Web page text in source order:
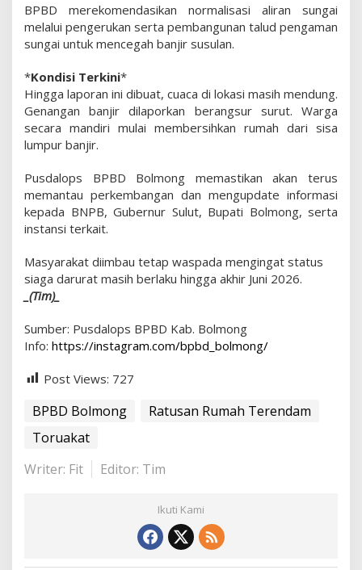
BPBD merekomendasikan normalisasi aliran sungai
melalui pengerukan serta pembangunan talud pengaman
sungai untuk mencegah banjir susulan.
*Kondisi Terkini*
Hingga laporan ini dibuat, cuaca di lokasi masih mendung.
Genangan banjir dilaporkan berangsur surut. Warga
secara mandiri mulai membersihkan rumah dari sisa
lumpur banjir.
Pusdalops BPBD Bolmong memastikan akan terus
memantau perkembangan dan mengupdate informasi
kepada BNPB, Gubernur Sulut, Bupati Bolmong, serta
instansi terkait.
Masyarakat diimbau tetap waspada mengingat status
siaga darurat masih berlaku hingga akhir Juni 2026.
_(Tim)_
Sumber: Pusdalops BPBD Kab. Bolmong
Info: https://instagram.com/bpbd_bolmong/
Post Views: 727
BPBD Bolmong
Ratusan Rumah Terendam
Toruakat
Writer: Fit
Editor: Tim
Ikuti Kami